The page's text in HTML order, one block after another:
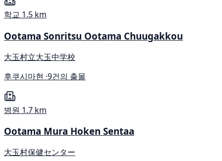
학교 1.5 km
Ootama Sonritsu Ootama Chuugakkou
大玉村立大玉中学校
후쿠시마현 ·9건의 출몰
병원 1.7 km
Ootama Mura Hoken Sentaa
大玉村保健センター